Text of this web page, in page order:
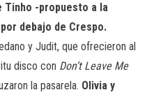
Tinho -propuesto a la
debajo de Crespo.
y Judit, que ofrecieron al
disco con Don’t Leave Me
la pasarela. Olivia y